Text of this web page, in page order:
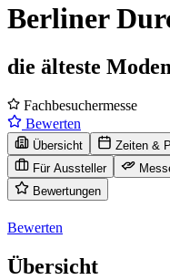
Berliner
die älteste
Fachbesuchermesse
Bewerten
Übersicht Zeiten &
Für Aussteller
Bewertungen
Bewerten
Übersicht